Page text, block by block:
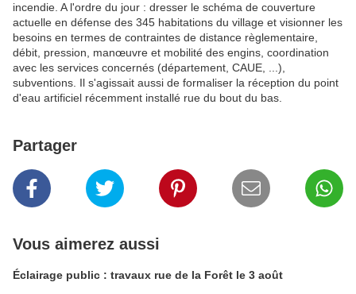
incendie. A l'ordre du jour : dresser le schéma de couverture
actuelle en défense des 345 habitations du village et visionner les
besoins en termes de contraintes de distance règlementaire,
débit, pression, manœuvre et mobilité des engins, coordination
avec les services concernés (département, CAUE, ...),
subventions. Il s'agissait aussi de formaliser la réception du point
d'eau artificiel récemment installé rue du bout du bas.
Partager
Vous aimerez aussi
Éclairage public : travaux rue de la Forêt le 3 août